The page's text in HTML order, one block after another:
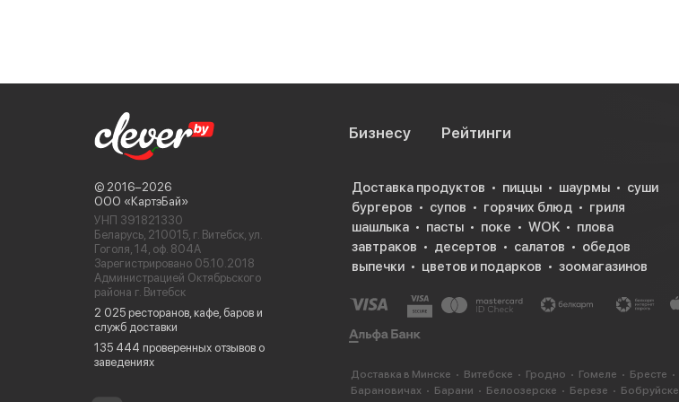
© 2016−2026
ООО «КартэБай»
УНП 391821330
Беларусь, 210015, г. Витебск, ул.
Гоголя, 14, оф. 804А
Зарегистрировано 05.10.2018
Администрацией Октябрьского
района г. Витебск
2 025 ресторанов, кафе, баров и
служб доставки
135 444 проверенных отзывов о
заведениях
Бизнесу Рейтинги
Доставка продуктов пиццы шаурмы
суши
бургеров
супов горячих блюд
гриля
шашлыка
пасты поке WOK
плова
завтраков
десертов салатов
обедов
выпечки
цветов и подарков зоомагазинов
Доставка в Минске Витебске Гродно Гомеле Бресте
Барановичах
Барани Белоозерске Березе Бобруйске